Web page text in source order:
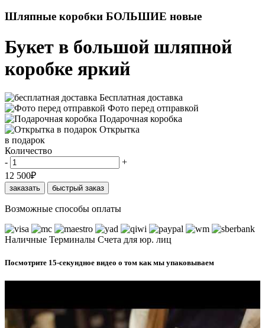
Шляпные коробки БОЛЬШИЕ новые
Букет в большой шляпной
коробке яркий
Бесплатная доставка
Фото перед отправкой
Подарочная коробка
Открытка
в подарок
Количество
-
+
12 500₽
заказать быстрый заказ
Возможные способы оплаты
Наличные Терминалы Счета для юр. лиц
Посмотрите 15-секундное видео о том как мы упаковываем